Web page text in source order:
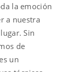
la emoción
a nuestra
Sin
de
un